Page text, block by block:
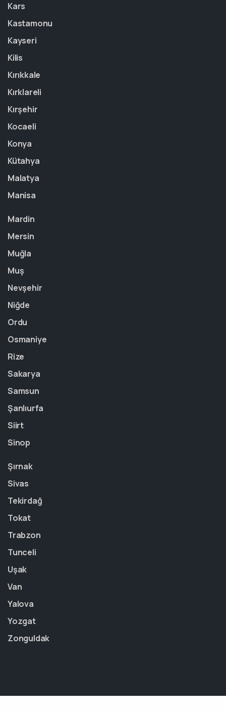
Kars
Kastamonu
Kayseri
Kilis
Kırıkkale
Kırklareli
Kırşehir
Kocaeli
Konya
Kütahya
Malatya
Manisa
Mardin
Mersin
Muğla
Muş
Nevşehir
Niğde
Ordu
Osmaniye
Rize
Sakarya
Samsun
Şanlıurfa
Siirt
Sinop
Şırnak
Sivas
Tekirdağ
Tokat
Trabzon
Tunceli
Uşak
Van
Yalova
Yozgat
Zonguldak